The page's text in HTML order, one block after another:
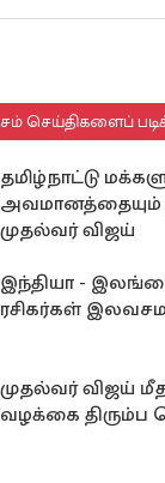
செய்திகளைப்
தமிழ்நாட்டு
அவமானத்தையும்
முதல்வர் விஜய்
இந்தியா -
ரசிகர்கள்
முதல்வர் விஜய்
வழக்கை திரும்ப